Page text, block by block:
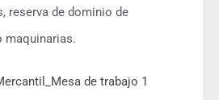
reserva de dominio de
maquinarias.